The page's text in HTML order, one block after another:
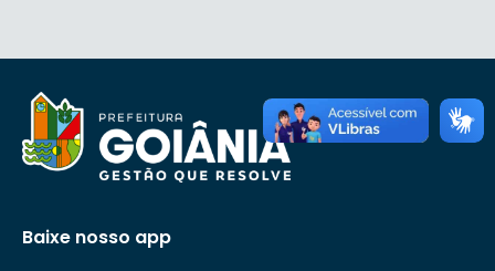
Baixe nosso app